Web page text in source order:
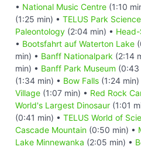
• National Music Centre (1:10
(1:25 min) • TELUS Park
Paleontology (2:04 min) •
• Bootsfahrt auf Waterton Lake
min) • Banff Nationalpark (2:14
min) • Banff Park Museum (0:43
(1:34 min) • Bow Falls (1:24 min)
Village (1:07 min) • Red Rock
World's Largest Dinosaur (1:01
(0:41 min) • TELUS World of
Cascade Mountain (0:50 min) •
Lake Minnewanka (2:05 min) •